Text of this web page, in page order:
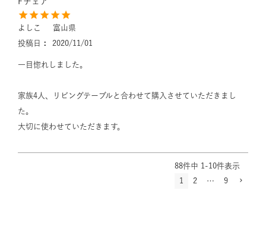
よしこ
富山県
投稿日
2020/11/01
一目惚れしました。
家族4人、リビングテーブルと合わせて購入させていただきまし
た。
大切に使わせていただきます。
88件中 1 -10件表示
1
2 … 9